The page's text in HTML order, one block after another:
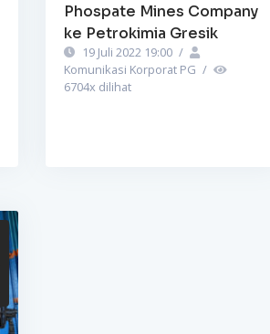
Phospate Mines Company
ke Petrokimia Gresik
19 Juli 2022 19:00 /
Komunikasi Korporat PG /
6704x dilihat